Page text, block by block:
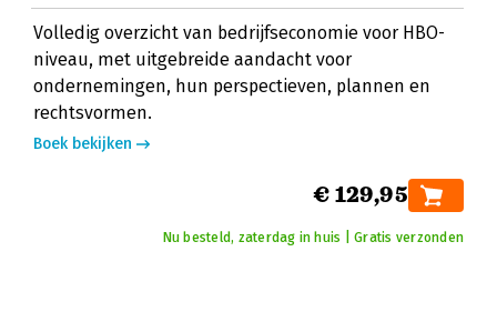
Volledig overzicht van bedrijfseconomie voor HBO-
niveau, met uitgebreide aandacht voor
ondernemingen, hun perspectieven, plannen en
rechtsvormen.
Boek bekijken
€ 129,95
Nu besteld, zaterdag in huis | Gratis verzonden